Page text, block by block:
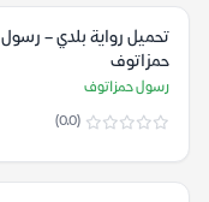
تحميل رواية بلدي – رسول
حمزاتوف
رسول حمزاتوف
(0.0)